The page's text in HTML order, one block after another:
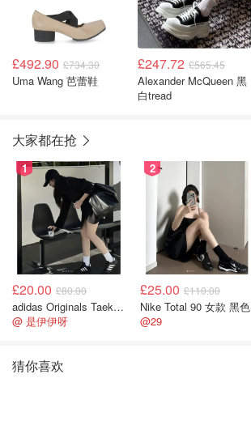
£492.90 £734.30
Uma Wang 芭蕾鞋
£247.72 £565.45
Alexander McQueen 黑
白tread
大家都在抢
1
£20.00 £80.00
adidas Originals Taekwondo 女款黑色运动鞋
@ 是伊伊呀
2
£25.00 £110.00
Nike Total 90 女款 黑色
@29
猜你喜欢